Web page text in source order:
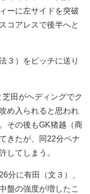
ーに左サイドを突破
コアレスで後半へと
３）をピッチに送り
田がヘディングでク
め入られると思われ
その後もGK猪越（商
きたが、同22分ペナ
してしまう。
分に有田（文３）、
盤の強度が増したこ